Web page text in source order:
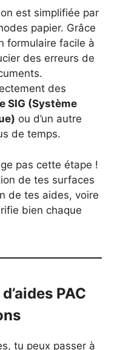
est simplifiée par
papier. Grâce
formulaire facile à
des erreurs de
des
SIG (Système
ou d’un autre
de temps.
pas cette étape !
de tes surfaces
de tes aides, voire
bien chaque
PAC
tu peux passer à